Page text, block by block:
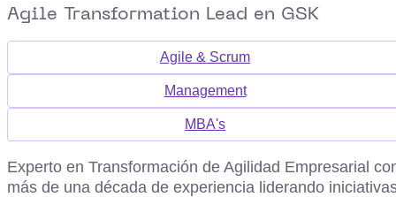
Agile Transformation Lead en GSK
Agile & Scrum
Management
MBA's
Experto en Transformación de Agilidad Empresarial
más de una década de experiencia liderando